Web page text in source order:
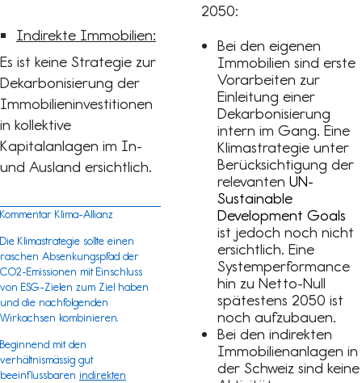
Indirekte Immobilien:
Es ist keine Strategie zur
Dekarbonisierung der
Immobilieninvestitionen
in kollektive
Kapitalanlagen im In-
und Ausland ersichtlich.
Kommentar Klima-Allianz
Die Klimastrategie sollte einen
raschen Absenkungspfad der
CO2-Emissionen mit Einschluss
von ESG-Zielen zum Ziel haben
und die nachfolgenden
Wirkachsen kombinieren.
Beginnend mit den
verhältnismässig gut
beeinflussbaren indirekten
2050:
Bei den eigenen
Immobilien sind erste
Vorarbeiten zur
Einleitung einer
Dekarbonisierung
intern im Gang. Eine
Klimastrategie unter
Berücksichtigung der
relevanten UN-
Sustainable
Development Goals
ist jedoch noch nicht
ersichtlich. Eine
Systemperformance
hin zu Netto-Null
spätestens 2050 ist
noch aufzubauen.
Bei den indirekten
Immobilienanlagen in
der Schweiz sind keine